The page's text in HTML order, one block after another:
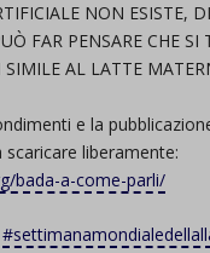
NON ESISTE,
FAR PENSARE CHE SI
SIMILE AL LATTE
e la
scaricare liberamente:
bada-a-come-parli/
#